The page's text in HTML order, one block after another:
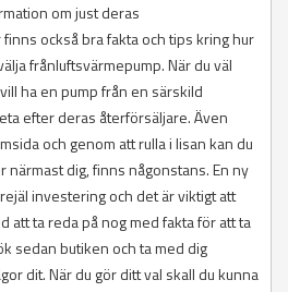
om just deras
också bra fakta och tips kring hur
frånluftsvärmepump. När du väl
ha en pump från en särskild
efter deras återförsäljare. Även
och genom att rulla i lisan kan du
närmast dig, finns någonstans. En ny
investering och det är viktigt att
att ta reda på nog med fakta för att ta
sedan butiken och ta med dig
dit. När du gör ditt val skall du kunna